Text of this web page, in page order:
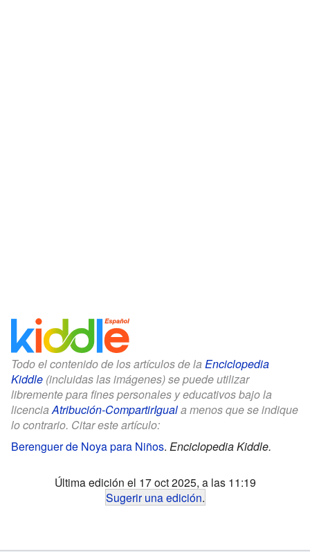
Todo el contenido de los artículos de la Enciclopedia
Kiddle (incluidas las imágenes) se puede utilizar
libremente para fines personales y educativos bajo la
licenciaAtribución-CompartirIguala menos que se indique
lo contrario. Citar este artículo:
Berenguer de Noya para Niños. Enciclopedia Kiddle.
Última edición el 17 oct 2025, a las 11:19
Sugerir una edición.